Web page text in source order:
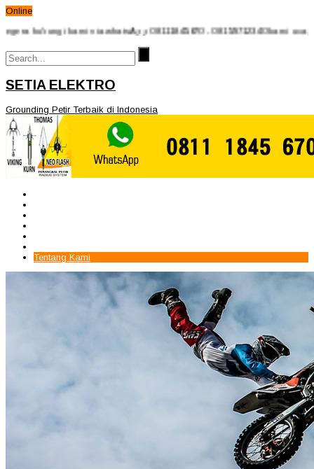
Online
kami via whatsApp 08111845670 - 08159712340 kami ucapkan
SETIA ELEKTRO
Grounding Petir Terbaik di Indonesia
Tentang Kami